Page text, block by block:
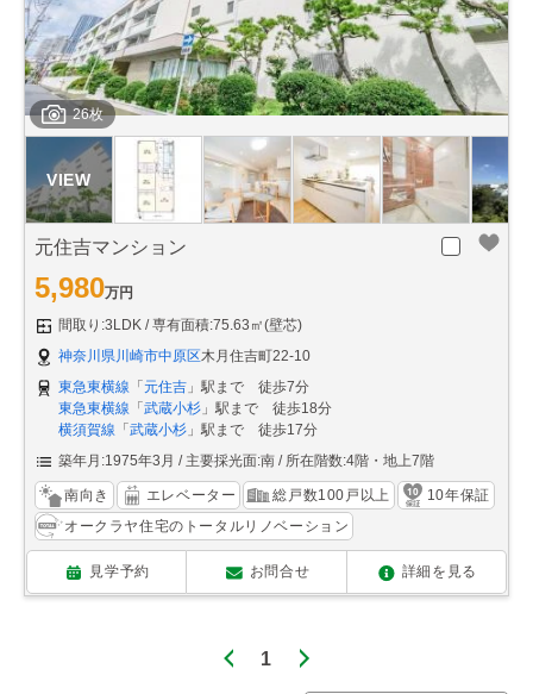
26枚
元住吉マンション
5,980万円
間取り:3LDK
専有面積:75.63㎡(壁芯)
神奈川県川崎市中原区木月住吉町22-10
東急東横線 「 元住吉 」駅まで 徒歩7分
東急東横線 「 武蔵小杉 」駅まで 徒歩18分
横須賀線 「 武蔵小杉 」駅まで 徒歩17分
築年月:1975年3月
主要採光面:南 所在階数:4階・地上7階
南向き エレベーター 総戸数100戸以上
10年保証
オークラヤ住宅のトータルリノベーション
見学予約 お問合せ 詳細を見る
1